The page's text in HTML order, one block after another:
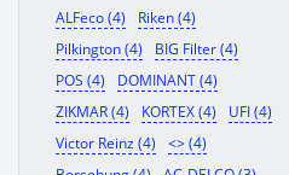
ALFeco (4)
Riken (4)
Pilkington (4)
BIG Filter (4)
POS (4)
DOMINANT (4)
ZIKMAR (4)
KORTEX (4)
UFI (4)
Victor Reinz (4)
<> (4)